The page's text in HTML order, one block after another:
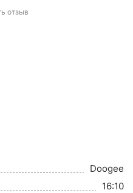
отзыв
Doogee
16:10